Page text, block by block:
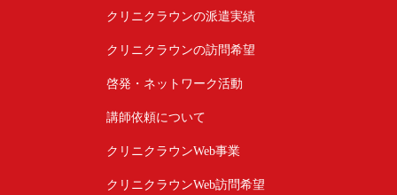
クリニクラウンの派遣実績
クリニクラウンの訪問希望
啓発・ネットワーク活動
講師依頼について
クリニクラウンWeb事業
クリニクラウンWeb訪問希望